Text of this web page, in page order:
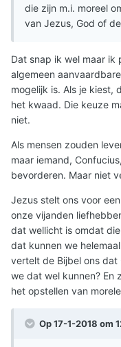
die zijn m.i. moreel
van Jezus, God of
Dat snap ik wel maar ik
algemeen
mogelijk is. Als je kiest,
het kwaad. Die keuze
niet.
Als mensen zouden
maar iemand,
bevorderen. Maar niet
Jezus stelt ons voor
onze vijanden
dat wellicht is omdat
dat kunnen we
vertelt de Bijbel ons
we dat wel kunnen? En
het opstellen van
Op 17-1-2018 om